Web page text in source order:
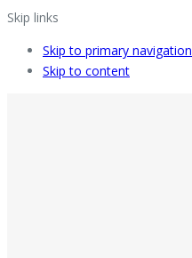
Skip links
Skip to primary navigation
Skip to content